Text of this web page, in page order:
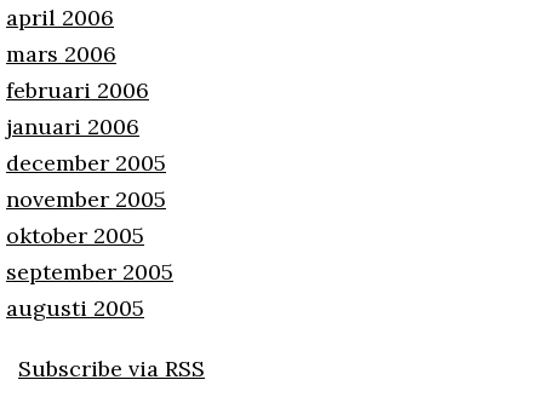
april 2006
mars 2006
februari 2006
januari 2006
december 2005
november 2005
oktober 2005
september 2005
augusti 2005
Subscribe via RSS